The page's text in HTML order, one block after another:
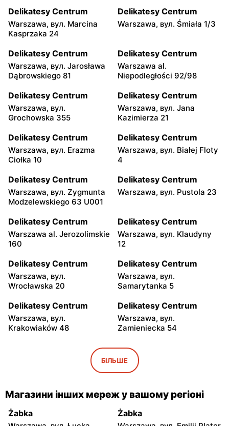
Delikatesy Centrum
Warszawa, вул. Marcina
Kasprzaka 24
Delikatesy Centrum
Warszawa, вул. Śmiała 1/3
Delikatesy Centrum
Warszawa, вул. Jarosława
Dąbrowskiego 81
Delikatesy Centrum
Warszawa al.
Niepodległości 92/98
Delikatesy Centrum
Warszawa, вул.
Grochowska 355
Delikatesy Centrum
Warszawa, вул. Jana
Kazimierza 21
Delikatesy Centrum
Warszawa, вул. Erazma
Ciołka 10
Delikatesy Centrum
Warszawa, вул. Białej Floty
4
Delikatesy Centrum
Warszawa, вул. Zygmunta
Modzelewskiego 63 U001
Delikatesy Centrum
Warszawa, вул. Pustola 23
Delikatesy Centrum
Warszawa al. Jerozolimskie
160
Delikatesy Centrum
Warszawa, вул. Klaudyny
12
Delikatesy Centrum
Warszawa, вул.
Wrocławska 20
Delikatesy Centrum
Warszawa, вул.
Samarytanka 5
Delikatesy Centrum
Warszawa, вул.
Krakowiaków 48
Delikatesy Centrum
Warszawa, вул.
Zamieniecka 54
Delikatesy Centrum
Warszawa, вул. Franciszka
Kawy 44
Delikatesy Centrum
Warszawa, вул. Kłobucka
8b
Delikatesy Centrum
Warszawa, вул. Béli
Bartóka 8
БІЛЬШЕ
Магазини інших мереж у вашому регіоні
Żabka Żabka